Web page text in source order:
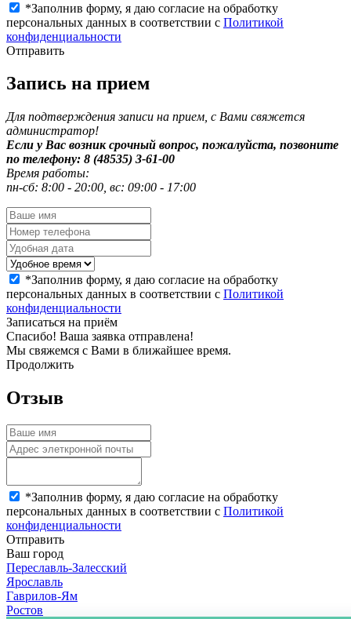
*Заполнив форму, я даю согласие на обработку
персональных данных в соответствии с Политикой
конфиденциальности
Отправить
Запись на прием
Для подтверждения записи на прием, с Вами свяжется
администратор!
Если у Вас возник срочный вопрос, пожалуйста, позвоните
по телефону: 8 (48535) 3-61-00
Время работы:
пн-сб: 8:00 - 20:00, вс: 09:00 - 17:00
*Заполнив форму, я даю согласие на обработку
персональных данных в соответствии с Политикой
конфиденциальности
Записаться на приём
Спасибо! Ваша заявка отправлена!
Мы свяжемся с Вами в ближайшее время.
Продолжить
Отзыв
*Заполнив форму, я даю согласие на обработку
персональных данных в соответствии с Политикой
конфиденциальности
Отправить
Ваш город
Переславль-Залесский
Ярославль
Гаврилов-Ям
Ростов